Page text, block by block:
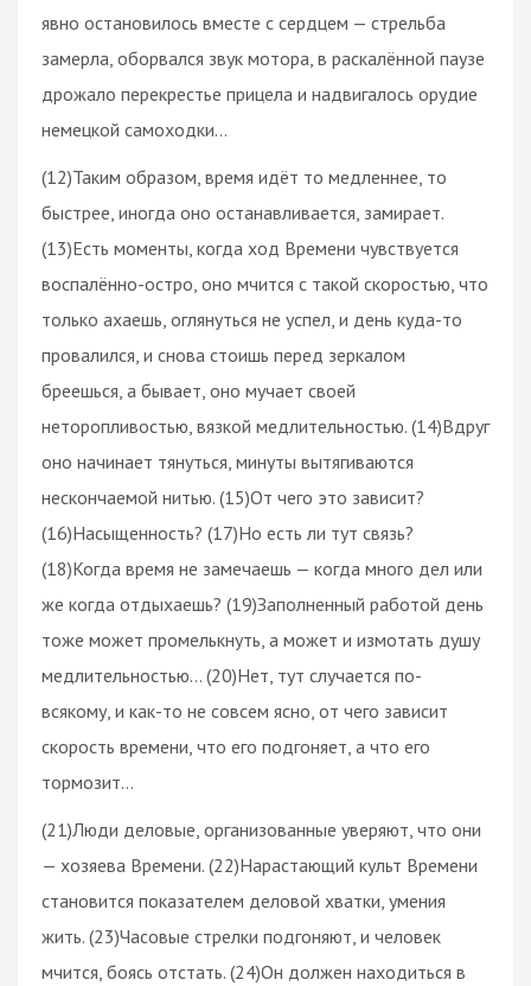
явно остановилось вместе с сердцем — стрельба
замерла, оборвался звук мотора, в раскалённой паузе
дрожало перекрестье прицела и надвигалось орудие
немецкой самоходки…
(12)Таким образом, время идёт то медленнее, то
быстрее, иногда оно останавливается, замирает.
(13)Есть моменты, когда ход Времени чувствуется
воспалённо-остро, оно мчится с такой скоростью, что
только ахаешь, оглянуться не успел, и день куда-то
провалился, и снова стоишь перед зеркалом
бреешься, а бывает, оно мучает своей
неторопливостью, вязкой медлительностью. (14)Вдруг
оно начинает тянуться, минуты вытягиваются
нескончаемой нитью. (15)От чего это зависит?
(16)Насыщенность? (17)Но есть ли тут связь?
(18)Когда время не замечаешь — когда много дел или
же когда отдыхаешь? (19)Заполненный работой день
тоже может промелькнуть, а может и измотать душу
медлительностью… (20)Нет, тут случается по-
всякому, и как-то не совсем ясно, от чего зависит
скорость времени, что его подгоняет, а что его
тормозит…
(21)Люди деловые, организованные уверяют, что они
— хозяева Времени. (22)Нарастающий культ Времени
становится показателем деловой хватки, умения
жить. (23)Часовые стрелки подгоняют, и человек
мчится, боясь отстать. (24)Он должен находиться в